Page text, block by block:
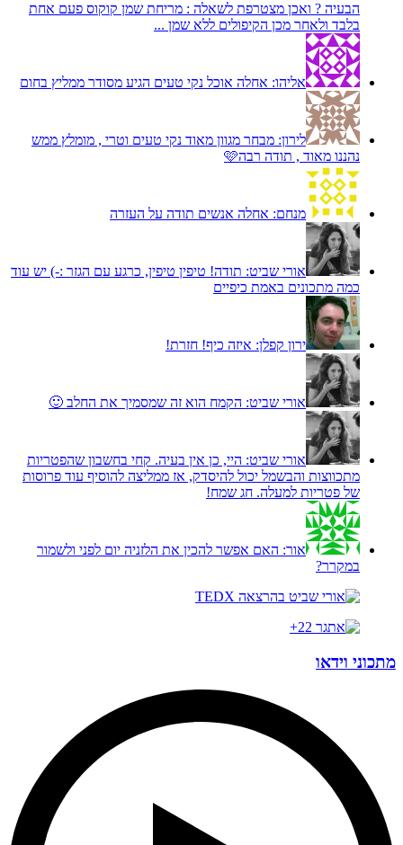
הבעיה ? ואכן מצטרפת לשאלה : מריחת שמן קוקוס פעם אחת
בלבד ולאחר מכן הקיפולים ללא שמן ...
אליהו: אחלה אוכל נקי טעים הגיע מסודר ממליץ בחום
לירון: מבחר מגוון מאוד נקי טעים וטרי , מומלץ ממש
נהננו מאוד , תודה רבה🩷
מנחם: אחלה אנשים תודה על העזרה
אורי שביט: תודה! טיפין טיפין, כרגע עם הגזר :-) יש עוד
כמה מתכונים באמת כיפיים
ירון קפלן: איזה כיף! חזרת!
אורי שביט: הקמח הוא זה שמסמיך את החלב 🙂
אורי שביט: היי, כן אין בעיה. קחי בחשבון שהפטריות
מתכווצות והבשמל יכול להיסדק, אז ממליצה להוסיף עוד פרוסות
של פטריות למעלה. חג שמח!
אור: האם אפשר להכין את הלזניה יום לפני ולשמור
במקרר?
מתכוני וידאו